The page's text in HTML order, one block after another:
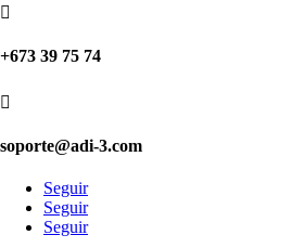

+673 39 75 74

soporte@adi-3.com
Seguir
Seguir
Seguir